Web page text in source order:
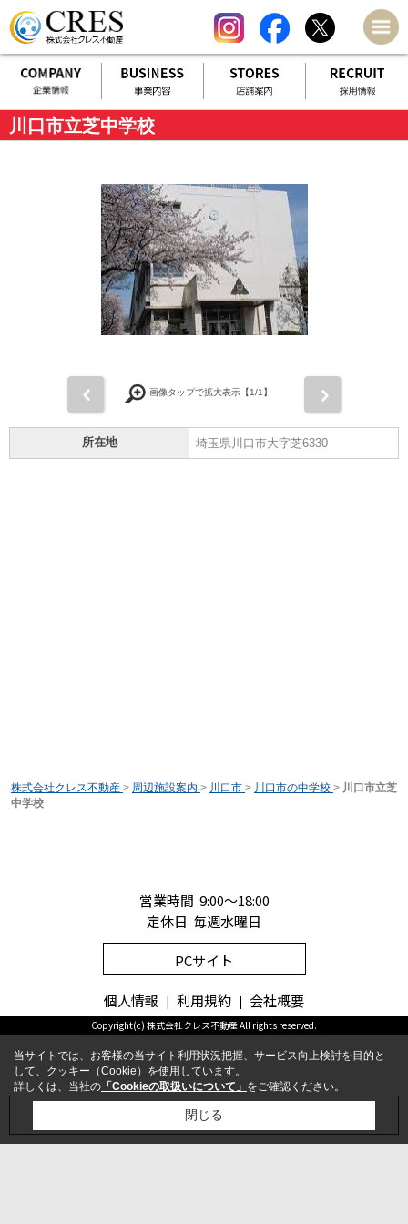
川口市立芝中学校
画像タップで拡大表示【1/1】
所在地 埼玉県川口市大字芝6330
株式会社クレス不動産 > 周辺施設案内 > 川口市 > 川口市の中学校 > 川口市立芝
中学校
営業時間 9:00～18:00
定休日 毎週水曜日
PCサイト
個人情報 利用規約 会社概要
Copyright(c) 株式会社クレス不動産 All rights reserved.
当サイトでは、お客様の当サイト利用状況把握、サービス向上検討を目的と
して、クッキー（Cookie）を使用しています。
詳しくは、当社の 「Cookieの取扱いについて」 をご確認ください。
閉じる